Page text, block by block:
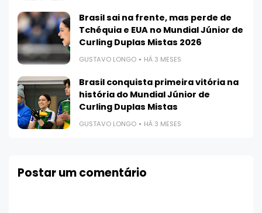
Brasil sai na frente, mas perde de
Tchéquia e EUA no Mundial Júnior de
Curling Duplas Mistas 2026
GUSTAVO LONGO HÁ 3 MESES
Brasil conquista primeira vitória na
história do Mundial Júnior de
Curling Duplas Mistas
GUSTAVO LONGO HÁ 3 MESES
Postar um comentário